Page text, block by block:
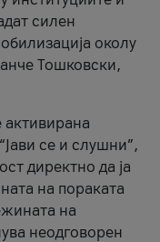
силен
околу
Тошковски,
се и слушни”,
директно да ја
на пораката
на
неодговорен